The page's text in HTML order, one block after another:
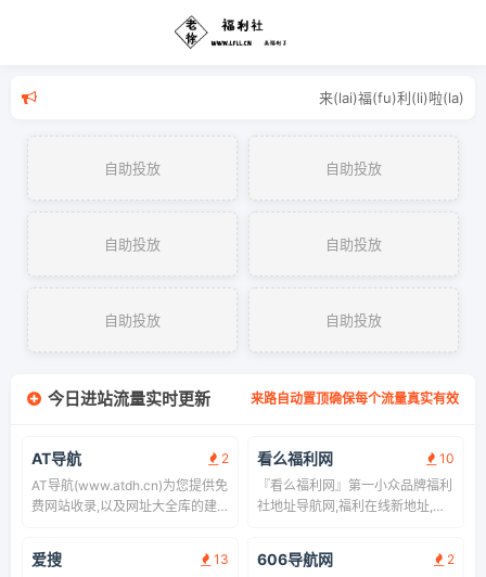
来(lai)福(fu)利(li)啦(la)（lfll拼
自助投放 自助投放
自助投放 自助投放
自助投放 自助投放
今日进站流量实时更新 来路自动置顶确保每个流量真实有效
AT导航
2
AT导航(www.atdh.cn)为您提供免
费网站收录,以及网址大全库的建
址收录和查询服务，同时提供最全
的优秀名站导航。
看么福利网
10
『看么福利网』第一小众品牌福利
社地址导航网,福利在线新地址,宅
集网络一些鲜为人知的第一手福利
和小众特色网站上网导航。及时收
爱搜
13
606导航网
2